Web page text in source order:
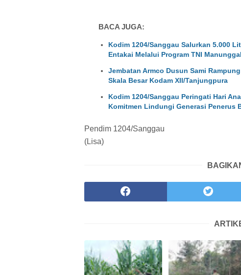
BACA JUGA:
Kodim 1204/Sanggau Salurkan 5.000
Entakai Melalui Program TNI
Jembatan Armco Dusun Sami
Skala Besar Kodam XII/Tanjungpura
Kodim 1204/Sanggau Peringati Hari
Komitmen Lindungi Generasi Penerus
Pendim 1204/Sanggau
(Lisa)